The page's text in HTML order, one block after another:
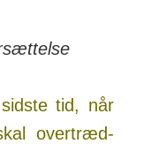
tid, når
over­træd­